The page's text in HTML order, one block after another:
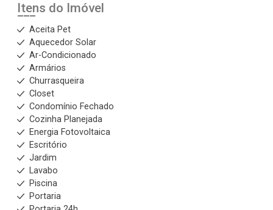
Itens do Imóvel
Aceita Pet
Aquecedor Solar
Ar-Condicionado
Armários
Churrasqueira
Closet
Condomínio Fechado
Cozinha Planejada
Energia Fotovoltaica
Escritório
Jardim
Lavabo
Piscina
Portaria